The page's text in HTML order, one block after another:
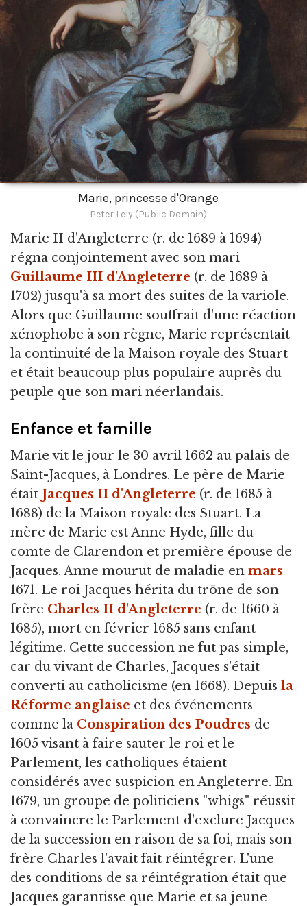
Marie, princesse d'Orange
Peter Lely (Public Domain)
Marie II d'Angleterre (r. de 1689 à 1694)
régna conjointement avec son mari
Guillaume III d'Angleterre (r. de 1689 à
1702) jusqu'à sa mort des suites de la variole.
Alors que Guillaume souffrait d'une réaction
xénophobe à son règne, Marie représentait
la continuité de la Maison royale des Stuart
et était beaucoup plus populaire auprès du
peuple que son mari néerlandais.
Enfance et famille
Marie vit le jour le 30 avril 1662 au palais de
Saint-Jacques, à Londres. Le père de Marie
était Jacques II d'Angleterre (r. de 1685 à
1688) de la Maison royale des Stuart. La
mère de Marie est Anne Hyde, fille du
comte de Clarendon et première épouse de
Jacques. Anne mourut de maladie en mars
1671. Le roi Jacques hérita du trône de son
frère Charles II d'Angleterre (r. de 1660 à
1685), mort en février 1685 sans enfant
légitime. Cette succession ne fut pas simple,
car du vivant de Charles, Jacques s'était
converti au catholicisme (en 1668). Depuis la
Réforme anglaise et des événements
comme la Conspiration des Poudres de
1605 visant à faire sauter le roi et le
Parlement, les catholiques étaient
considérés avec suspicion en Angleterre. En
1679, un groupe de politiciens "whigs" réussit
à convaincre le Parlement d'exclure Jacques
de la succession en raison de sa foi, mais son
frère Charles l'avait fait réintégrer. L'une
des conditions de sa réintégration était que
Jacques garantisse que Marie et sa jeune